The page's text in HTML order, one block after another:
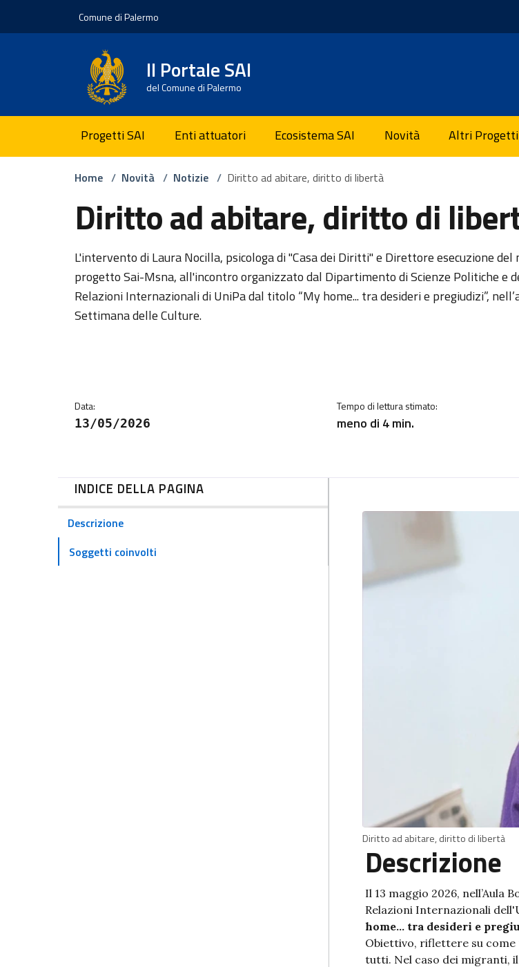
Comune di Palermo
Il Portale SAI
del Comune di Palermo
Progetti SAI Enti attuatori Ecosistema SAI Novità Altri Progetti
Home / Novità / Notizie / Diritto ad abitare, diritto di libertà
Diritto ad abitare, diritto di
L'intervento di Laura Nocilla, psicologa di "Casa dei Diritti" e Direttore esecuzione del
progetto Sai-Msna, all'incontro organizzato dal Dipartimento di Scienze Politiche e
Relazioni Internazionali di UniPa dal titolo “My home... tra desideri e pregiudizi”,
Settimana delle Culture.
Data:
13/05/2026
Tempo di lettura stimato:
meno di 4 min.
INDICE DELLA PAGINA
Descrizione
Soggetti coinvolti
Diritto ad abitare, diritto di libertà
Descrizione
Il 13 maggio 2026, nell’Aula
Relazioni Internazionali
home... tra desideri e
Obiettivo, riflettere su
tutti. Nel caso dei migranti,